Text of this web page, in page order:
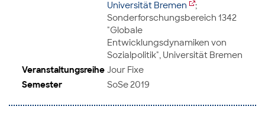
Universität Bremen
;
Sonderforschungsbereich 1342
"Globale
Entwicklungsdynamiken von
Sozialpolitik", Universität Bremen
Veranstaltungsreihe Jour Fixe
Semester
SoSe 2019